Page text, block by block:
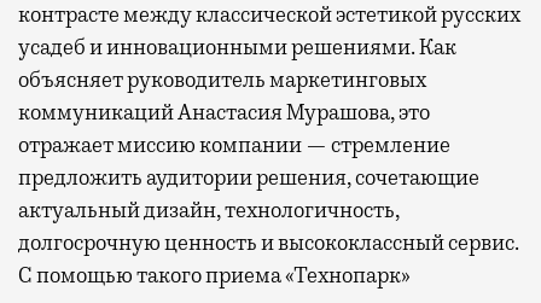
контрасте между классической эстетикой русских
усадеб и инновационными решениями. Как
объясняет руководитель маркетинговых
коммуникаций Анастасия Мурашова, это
отражает миссию компании — стремление
предложить аудитории решения, сочетающие
актуальный дизайн, технологичность,
долгосрочную ценность и высококлассный сервис.
С помощью такого приема «Технопарк»